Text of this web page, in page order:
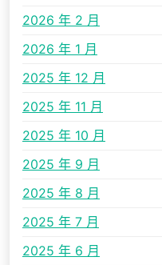
2026 年 2 月
2026 年 1 月
2025 年 12 月
2025 年 11 月
2025 年 10 月
2025 年 9 月
2025 年 8 月
2025 年 7 月
2025 年 6 月